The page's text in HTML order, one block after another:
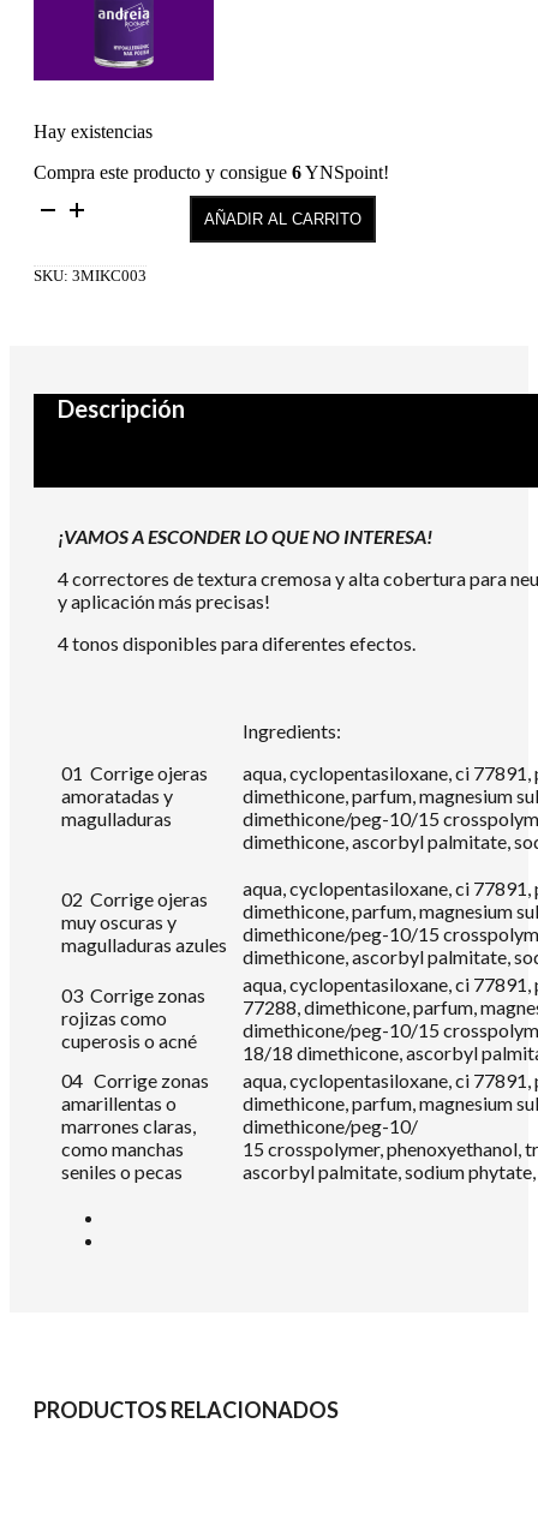
Hay existencias
Compra este producto y consigue 6YNSpoint!
Imperfection
03
AÑADIR AL CARRITO
SKU: 3MIKC003
Descripción
¡VAMOS A ESCONDER LO QUE NO INTERESA!
4 correctores de textura cremosa y alta cobertura para
y aplicación más precisas!
4 tonos disponibles para diferentes efectos.
01 Corrige ojeras
amoratadas y
magulladuras
Ingredients:
aqua, cyclopentasiloxane, ci
dimethicone, parfum, magnesium
dimethicone/peg-10/15
dimethicone, ascorbyl palmitate,
02 Corrige ojeras
muy oscuras y
magulladuras azules
aqua, cyclopentasiloxane, ci
dimethicone, parfum, magnesium
dimethicone/peg-10/15
dimethicone, ascorbyl palmitate,
03 Corrige zonas
rojizas como
cuperosis o acné
aqua, cyclopentasiloxane, ci
77288, dimethicone, parfum,
dimethicone/peg-10/15
18/18 dimethicone, ascorbyl
04 Corrige zonas
amarillentas o
marrones claras,
como manchas
seniles o pecas
aqua, cyclopentasiloxane, ci
dimethicone, parfum, magnesium
dimethicone/peg-10/
15 crosspolymer, phenoxyethanol,
ascorbyl palmitate, sodium
PRODUCTOS RELACIONADOS